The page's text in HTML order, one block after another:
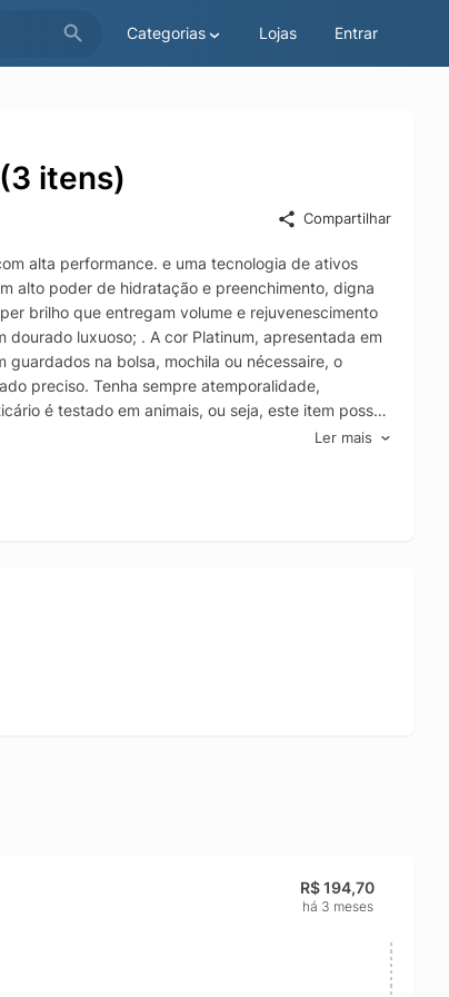
Categorias Lojas Entrar
itens)
Compartilhar
alta performance. e uma tecnologia de ativos
alto poder de hidratação e preenchimento, digna
brilho que entregam volume e rejuvenescimento
luxuoso; . A cor Platinum, apresentada em
guardados na bolsa, mochila ou nécessaire, o
preciso. Tenha sempre atemporalidade,
é testado em animais, ou seja, este item possui
Ler mais
R$ 194,70
há 3 meses